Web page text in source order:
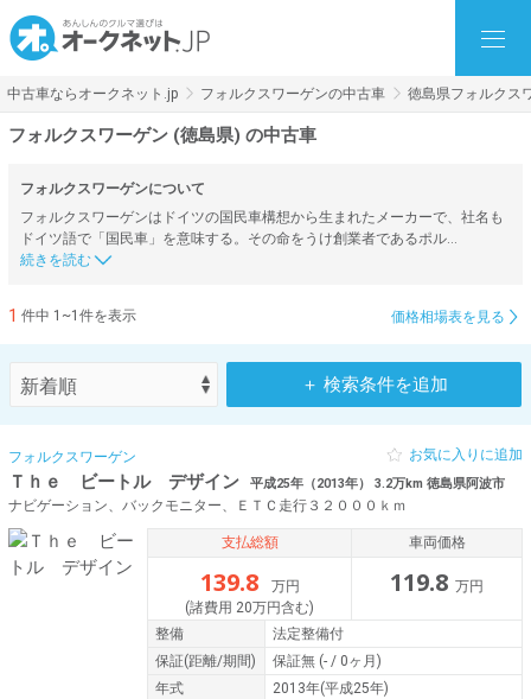
中古車ならオークネット.jp フォルクスワーゲンの中古車 徳島県フォルクス
フォルクスワーゲン (徳島県) の中古車
フォルクスワーゲンについて
フォルクスワーゲンはドイツの国民車構想から生まれたメーカーで、社名も
ドイツ語で「国民車」を意味する。その命をうけ創業者であるポル…
1 件中 1~1件を表示 価格相場表を見る
＋ 検索条件を追加
フォルクスワーゲン
Ｔｈｅ ビートル デザイン 平成25年（2013年） 3.2万km 徳島県阿波市
ナビゲーション、バックモニター、ＥＴＣ走行３２０００ｋｍ
お気に入りに追加
支払総額
139.8
万円
(諸費用 20万円含む)
車両価格
119.8 万円
整備
法定整備付
保証(距離/期間) 保証無 (- / 0ヶ月)
年式
2013年(平成25年)